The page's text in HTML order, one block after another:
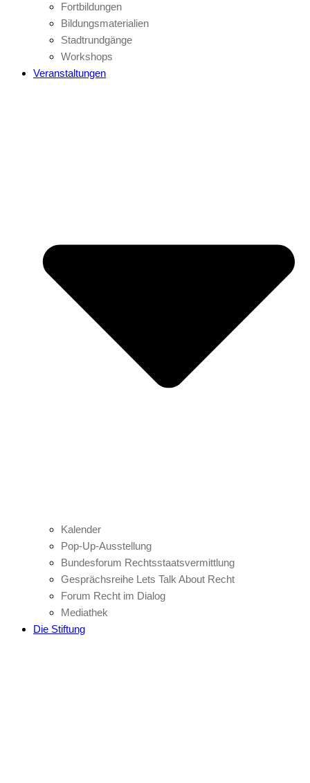
Fortbildungen
Bildungsmaterialien
Stadtrundgänge
Workshops
Veranstaltungen
Kalender
Pop-Up-Ausstellung
Bundesforum Rechtsstaatsvermittlung
Gesprächsreihe Lets Talk About Recht
Forum Recht im Dialog
Mediathek
Die Stiftung